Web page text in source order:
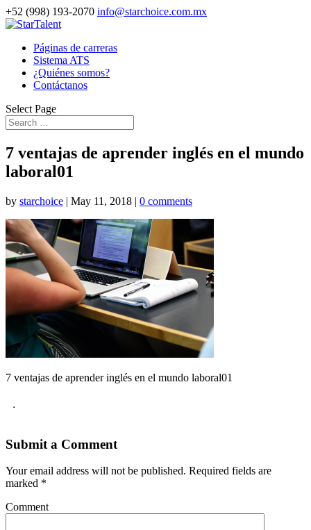
+52 (998) 193-2070 info@starchoice.com.mx
Páginas de carreras
Sistema ATS
¿Quiénes somos?
Contáctanos
Select Page
7 ventajas de aprender inglés en el mundo
laboral01
by starchoice | May 11, 2018 | 0 comments
7 ventajas de aprender inglés en el mundo laboral01
.
Submit a Comment
Your email address will not be published. Required fields are
marked *
Comment